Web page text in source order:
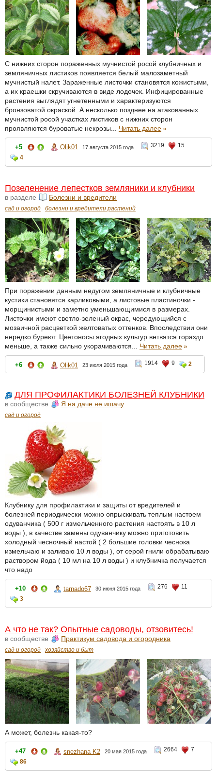
С нижних сторон пораженных мучнистой росой клубничных и
земляничных листиков появляется белый малозаметный
мучнистый налет. Зараженные листочки становятся кожистыми,
а их краешки скручиваются в виде лодочек. Инфицированные
растения выглядят угнетенными и характеризуются
бронзоватой окраской. А несколько позднее на атакованных
мучнистой росой участках листиков с нижних сторон
проявляются буроватые некрозы... Читать далее»
+5 Olik01 17 августа 2015 года 3219
15
4
Позеленение лепестков земляники и клубники
в разделе Болезни и вредители
сад и огород болезни и вредители растений
При поражении данным недугом земляничные и клубничные
кустики становятся карликовыми, а листовые пластиночки -
морщинистыми и заметно уменьшающимися в размерах.
Листочки имеют светло-зеленый окрас, чередующийся с
мозаичной расцветкой желтоватых оттенков. Впоследствии они
нередко буреют. Цветоносы ягодных культур ветвятся гораздо
меньше, а также сильно укорачиваются... Читать далее»
+6 Olik01 23 июля 2015 года 1914 9 2
ДЛЯ ПРОФИЛАКТИКИ БОЛЕЗНЕЙ КЛУБНИКИ
в сообществе Я на даче не ишачу
сад и огород
Клубнику для профилактики и защиты от вредителей и
болезней периодически можно опрыскивать теплым настоем
одуванчика ( 500 г измельченного растения настоять в 10 л
воды ), в качестве замены одуванчику можно приготовить
холодный чесночный настой ( 2 большие головки чеснока
измельчаю и заливаю 10 л воды ), от серой гнили обрабатываю
раствором йода ( 10 мл на 10 л воды ) и клубничка получается
что надо
+10 tarnado67 30 июня 2015 года 276
11
3
А что не так? Опытные садоводы, отзовитесь!
в сообществе Практикум садовода и огородника
сад и огород хозяйство и быт
А может, болезнь какая-то?
+47 snezhana K2 20 мая 2015 года 2664
7
86